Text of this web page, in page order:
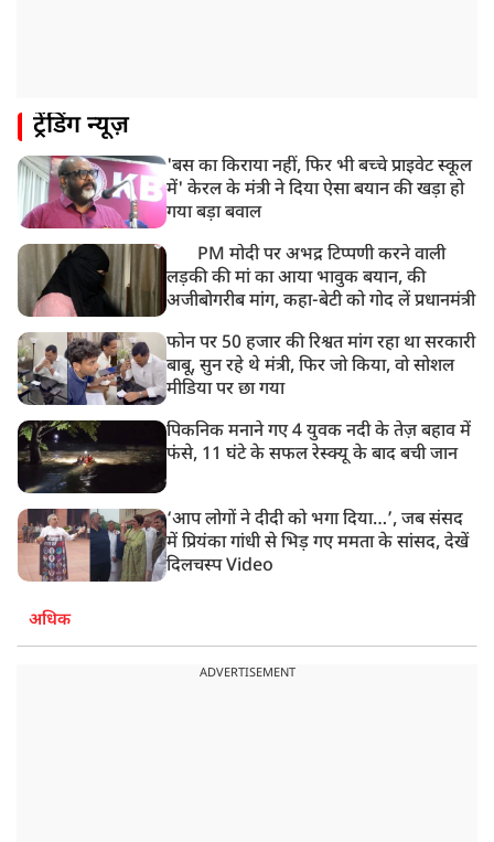
UP: लखनऊ में चलती कार में लगी आग, युवक की जिंदा जलकर
ट्रेंडिंग न्यूज़
'बस का किराया नहीं, फिर भी बच्चे प्राइवेट स्कूल
में' केरल के मंत्री ने दिया ऐसा बयान की खड़ा हो
गया बड़ा बवाल
PM मोदी पर अभद्र टिप्पणी करने वाली
लड़की की मां का आया भावुक बयान, की
अजीबोगरीब मांग, कहा-बेटी को गोद लें प्रधानमंत्री
फोन पर 50 हजार की रिश्वत मांग रहा था सरकारी
बाबू, सुन रहे थे मंत्री, फिर जो किया, वो सोशल
मीडिया पर छा गया
पिकनिक मनाने गए 4 युवक नदी के तेज़ बहाव में
फंसे, 11 घंटे के सफल रेस्क्यू के बाद बची जान
‘आप लोगों ने दीदी को भगा दिया…’, जब संसद
में प्रियंका गांधी से भिड़ गए ममता के सांसद, देखें
दिलचस्प Video
अधिक
ADVERTISEMENT